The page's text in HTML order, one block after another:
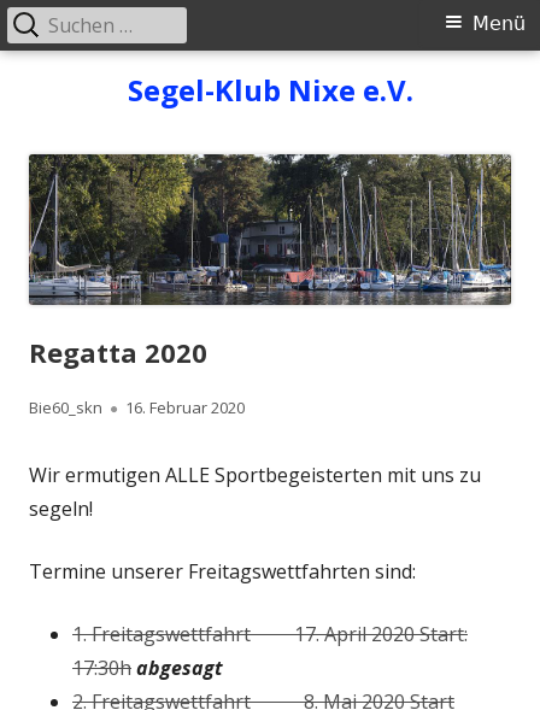
Segel-Klub Nixe e.V.
Primäres
Menü
Suchen
nach:
Regatta 2020
Autor
Bie60_skn
Veröffentlicht
16. Februar 2020
Wir ermutigen ALLE Sportbegeisterten mit uns zu
segeln!
Termine unserer Freitagswettfahrten sind:
1. Freitagswettfahrt 17. April 2020 Start:
17:30habgesagt
2. Freitagswettfahrt 8. Mai 2020 Start